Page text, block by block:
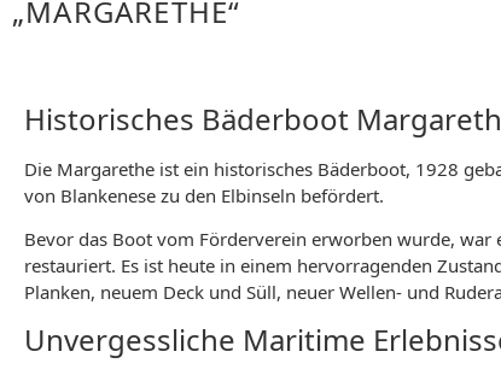
„MARGARETHE“
Historisches Bäderboot
Die Margarethe ist ein historisches Bäderboot, 1928
von Blankenese zu den Elbinseln befördert.
Bevor das Boot vom Förderverein erworben wurde,
restauriert. Es ist heute in einem hervorragenden
Planken, neuem Deck und Süll, neuer Wellen- und
Unvergessliche Maritime